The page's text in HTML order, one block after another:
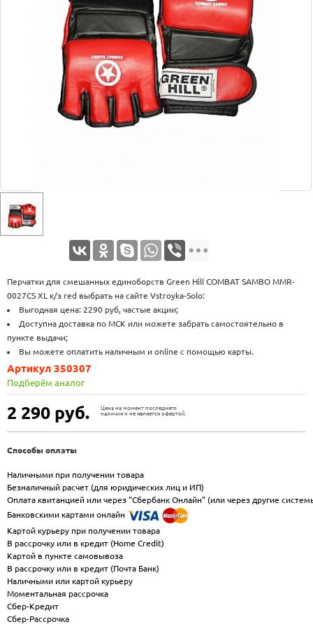
Перчатки для смешанных единоборств Green Hill COMBAT SAMBO MMR-
0027CS XL к/з red выбрать на сайте Vstroyka-Solo:
Выгодная цена: 2290 руб, частые акции;
Доступна доставка по МСК или можете забрать самостоятельно в
пункте выдачи;
Вы можете оплатить наличным и online с помощью карты.
2 290 руб.
Цена на момент последнего
наличия и не является офертой.
Артикул 350307
Подберём аналог
Способы оплаты
Наличными при получении товара
Безналичный расчет (для юридических лиц и ИП)
Оплата квитанцией или через "Сбербанк Онлайн" (или через другие
Банковскими картами онлайн
Картой курьеру при получении товара
В рассрочку или в кредит (Home Credit)
Картой в пункте самовывоза
В рассрочку или в кредит (Почта Банк)
Наличными или картой курьеру
Моментальная рассрочка
Сбер-Кредит
Сбер-Рассрочка